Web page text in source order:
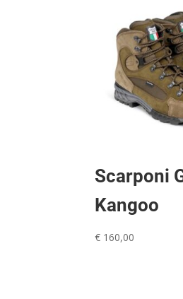
Scarponi
Kangoo
€ 160,00